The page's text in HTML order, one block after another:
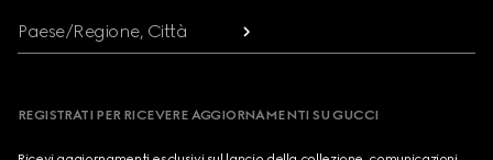
Paese/Regione, Città
REGISTRATI PER RICEVERE AGGIORNAMENTI SU GUCCI